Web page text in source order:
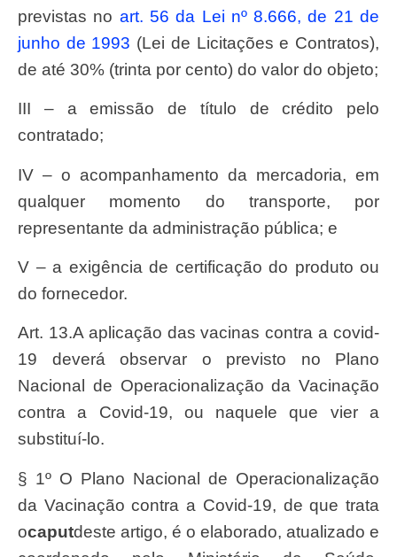
previstas no art. 56 da Lei nº 8.666, de 21 de
junho de 1993 (Lei de Licitações e Contratos),
de até 30% (trinta por cento) do valor do objeto;
III – a emissão de título de crédito pelo
contratado;
IV – o acompanhamento da mercadoria, em
qualquer momento do transporte, por
representante da administração pública; e
V – a exigência de certificação do produto ou
do fornecedor.
Art. 13.A aplicação das vacinas contra a covid-
19 deverá observar o previsto no Plano
Nacional de Operacionalização da Vacinação
contra a Covid-19, ou naquele que vier a
substituí-lo.
§ 1º O Plano Nacional de Operacionalização
da Vacinação contra a Covid-19, de que trata
o caputdeste artigo, é o elaborado, atualizado e